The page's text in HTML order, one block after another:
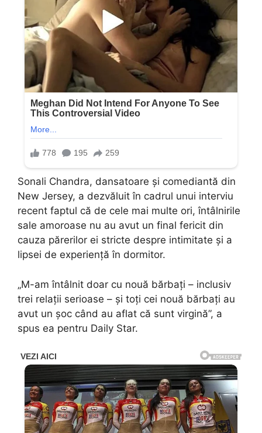
Sonali Chandra, dansatoare și comediantă din
New Jersey, a dezvăluit în cadrul unui interviu
recent faptul că de cele mai multe ori, întâlnirile
sale amoroase nu au avut un final fericit din
cauza părerilor ei stricte despre intimitate și a
lipsei de experiență în dormitor.
„M-am întâlnit doar cu nouă bărbați – inclusiv
trei relații serioase – și toți cei nouă bărbați au
avut un şoc când au aflat că sunt virgină”, a
spus ea pentru Daily Star.